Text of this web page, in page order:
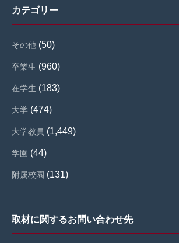
カテゴリー
その他 (50)
卒業生 (960)
在学生 (183)
大学 (474)
大学教員 (1,449)
学園 (44)
附属校園 (131)
取材に関するお問い合わせ先